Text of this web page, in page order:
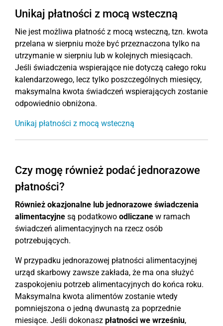
Unikaj płatności z mocą wsteczną
Nie jest możliwa płatność z mocą wsteczną, tzn. kwota
przelana w sierpniu może być przeznaczona tylko na
utrzymanie w sierpniu lub w kolejnych miesiącach.
Jeśli świadczenia wspierające nie dotyczą całego roku
kalendarzowego, lecz tylko poszczególnych miesięcy,
maksymalna kwota świadczeń wspierających zostanie
odpowiednio obniżona.
Unikaj płatności z mocą wsteczną
Czy mogę również podać jednorazowe
płatności?
Również okazjonalne lub jednorazowe świadczenia
alimentacyjne są podatkowo odliczane w ramach
świadczeń alimentacyjnych na rzecz osób
potrzebujących.
W przypadku jednorazowej płatności alimentacyjnej
urząd skarbowy zawsze zakłada, że ma ona służyć
zaspokojeniu potrzeb alimentacyjnych do końca roku.
Maksymalna kwota alimentów zostanie wtedy
pomniejszona o jedną dwunastą za poprzednie
miesiące. Jeśli dokonasz płatności we wrześniu,